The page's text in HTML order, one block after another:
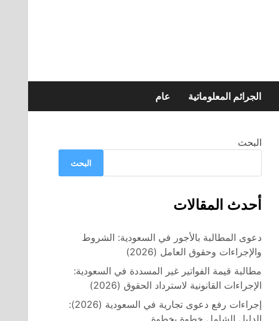
الجرائم المعلوماتية عام
البحث
البحث
أحدث المقالات
دعوى المطالبة بالأجور في السعودية: الشروط
والإجراءات وحقوق العامل (2026)
مطالبة قيمة الفواتير غير المسددة في السعودية:
الإجراءات القانونية لاسترداد الحقوق (2026)
إجراءات رفع دعوى تجارية في السعودية (2026):
الدليل الشامل خطوة بخطوة